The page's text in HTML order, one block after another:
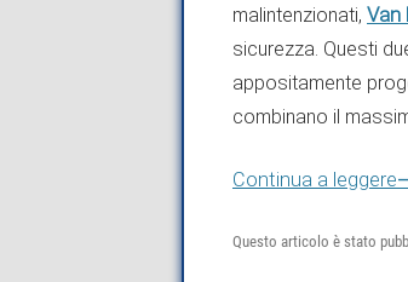
malintenzionati, Van
sicurezza. Questi
appositamente
combinano il
Continua a leggere
Questo articolo è stato